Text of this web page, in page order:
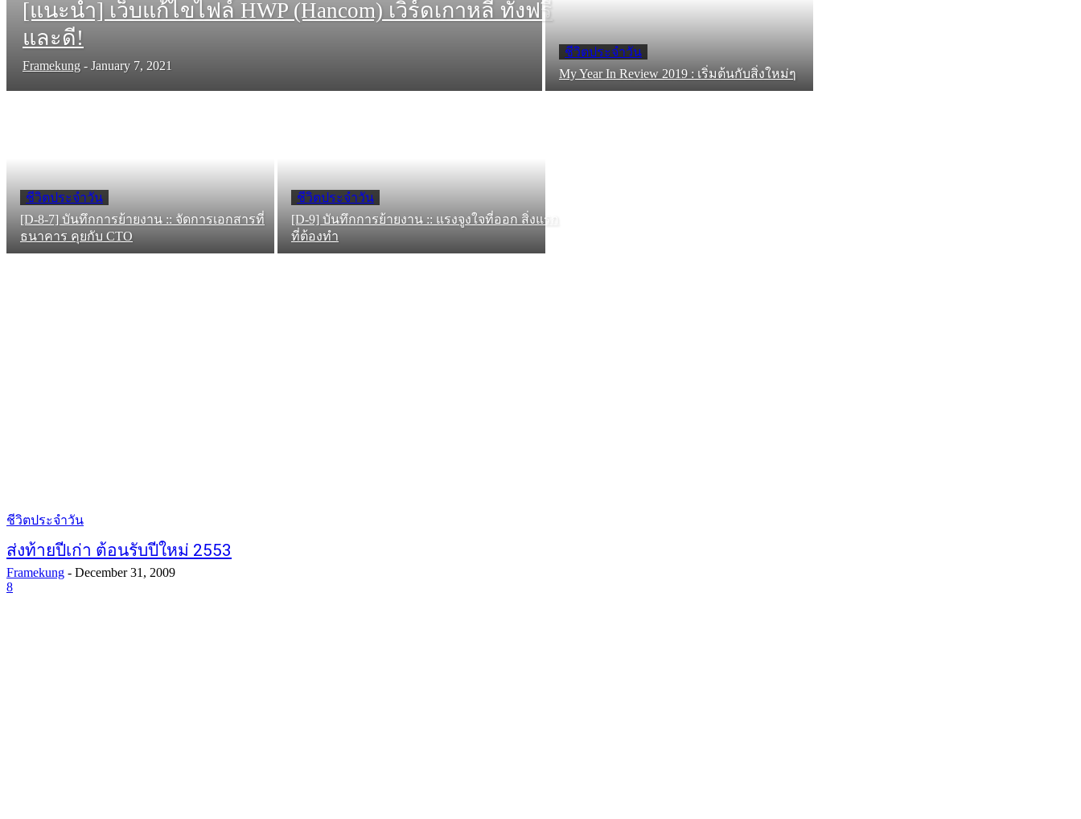
[แนะนำ] เว็บแก้ไขไฟล์ HWP (Hancom) เวิร์ดเกาหลี ทั้งฟรี
และดี!
Framekung - January 7, 2021
ชีวิตประจำวัน
My Year In Review 2019 : เริ่มต้นกับสิ่งใหม่ๆ
ชีวิตประจำวัน
[D-8-7] บันทึกการย้ายงาน :: จัดการเอกสารที่
ธนาคาร คุยกับ CTO
ชีวิตประจำวัน
[D-9] บันทึกการย้ายงาน :: แรงจูงใจที่ออก สิ่งแรก
ที่ต้องทำ
ชีวิตประจำวัน
ส่งท้ายปีเก่า ต้อนรับปีใหม่ 2553
Framekung - December 31, 2009
8